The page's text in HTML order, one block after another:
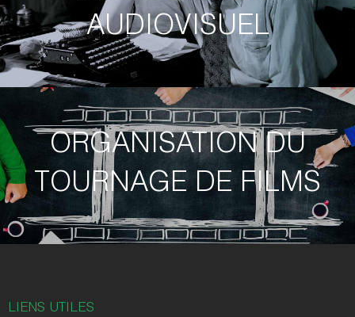
AUDIOVISUEL
ORGANISATION DU
TOURNAGE DE FILMS
LIENS UTILES